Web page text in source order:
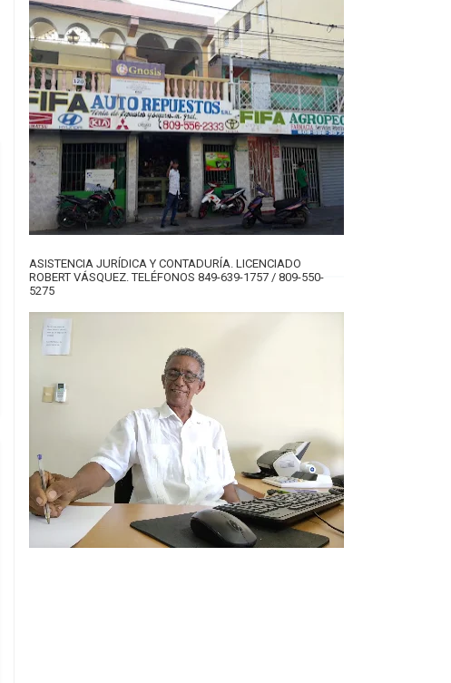
ASISTENCIA JURÍDICA Y CONTADURÍA. LICENCIADO
ROBERT VÁSQUEZ. TELÉFONOS 849-639-1757 / 809-550-
5275